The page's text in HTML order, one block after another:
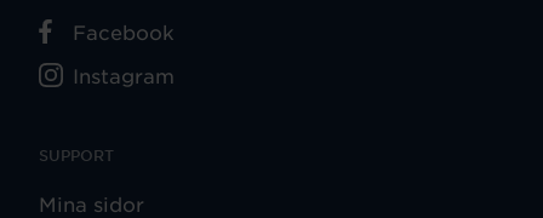
SUPPORT
Mina sidor
Facebook
Instagram